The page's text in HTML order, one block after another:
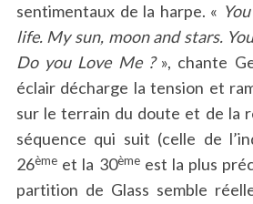
sentimentaux de la harpe. «
life. My sun, moon and stars.
Do you Love Me ?», chante
éclair décharge la tension et
sur le terrain du doute et de la
séquence qui suit (celle de
26èmeet la 30èmeest la plus
partition de Glass semble